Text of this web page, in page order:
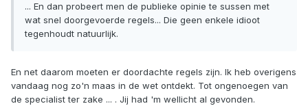
... En dan probeert men de publieke opinie te sussen met
wat snel doorgevoerde regels... Die geen enkele idioot
tegenhoudt natuurlijk.
En net daarom moeten er doordachte regels zijn. Ik heb overigens
vandaag nog zo'n maas in de wet ontdekt. Tot ongenoegen van
de specialist ter zake ... . Jij had 'm wellicht al gevonden.